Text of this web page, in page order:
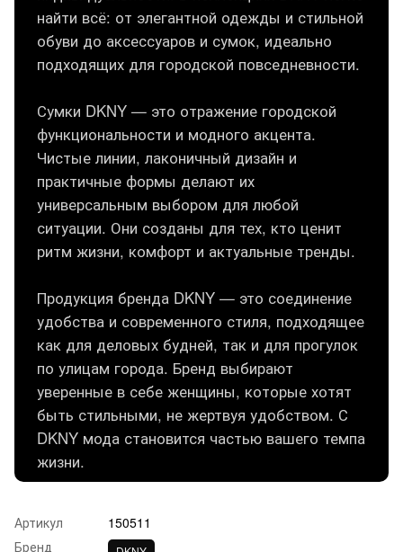
найти всё: от элегантной одежды и стильной
обуви до аксессуаров и сумок, идеально
подходящих для городской повседневности.
Сумки DKNY — это отражение городской
функциональности и модного акцента.
Чистые линии, лаконичный дизайн и
практичные формы делают их
универсальным выбором для любой
ситуации. Они созданы для тех, кто ценит
ритм жизни, комфорт и актуальные тренды.
Продукция бренда DKNY — это соединение
удобства и современного стиля, подходящее
как для деловых будней, так и для прогулок
по улицам города. Бренд выбирают
уверенные в себе женщины, которые хотят
быть стильными, не жертвуя удобством. С
DKNY мода становится частью вашего темпа
жизни.
Артикул
150511
Бренд